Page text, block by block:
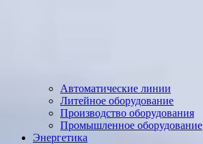
Автоматические линии
Литейное оборудование
Производство оборудования
Промышленное оборудование
Энергетика